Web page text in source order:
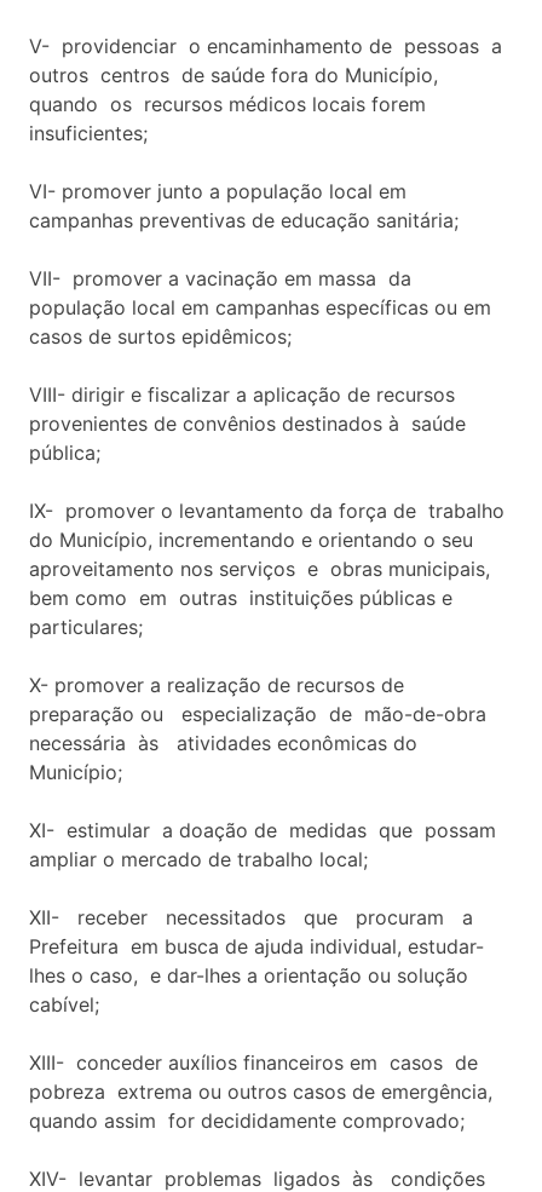
V- providenciar o encaminhamento de pessoas a
outros centros de saúde fora do Município,
quando os recursos médicos locais forem
insuficientes;
VI- promover junto a população local em
campanhas preventivas de educação sanitária;
VII- promover a vacinação em massa da
população local em campanhas específicas ou em
casos de surtos epidêmicos;
VIII- dirigir e fiscalizar a aplicação de recursos
provenientes de convênios destinados à saúde
pública;
IX- promover o levantamento da força de trabalho
do Município, incrementando e orientando o seu
aproveitamento nos serviços e obras municipais,
bem como em outras instituições públicas e
particulares;
X- promover a realização de recursos de
preparação ou especialização de mão-de-obra
necessária às atividades econômicas do
Município;
XI- estimular a doação de medidas que possam
ampliar o mercado de trabalho local;
XII- receber necessitados que procuram a
Prefeitura em busca de ajuda individual, estudar-
lhes o caso, e dar-lhes a orientação ou solução
cabível;
XIII- conceder auxílios financeiros em casos de
pobreza extrema ou outros casos de emergência,
quando assim for decididamente comprovado;
XIV- levantar problemas ligados às condições